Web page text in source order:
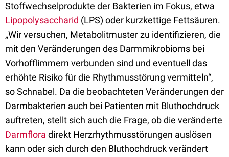
Stoffwechselprodukte der Bakterien im Fokus, etwa
Lipopolysaccharid (LPS) oder kurzkettige Fettsäuren.
„Wir versuchen, Metabolitmuster zu identifizieren, die
mit den Veränderungen des Darmmikrobioms bei
Vorhofflimmern verbunden sind und eventuell das
erhöhte Risiko für die Rhythmusstörung vermitteln“,
so Schnabel. Da die beobachteten Veränderungen der
Darmbakterien auch bei Patienten mit Bluthochdruck
auftreten, stellt sich auch die Frage, ob die veränderte
Darmflora direkt Herzrhythmusstörungen auslösen
kann oder sich durch den Bluthochdruck verändert